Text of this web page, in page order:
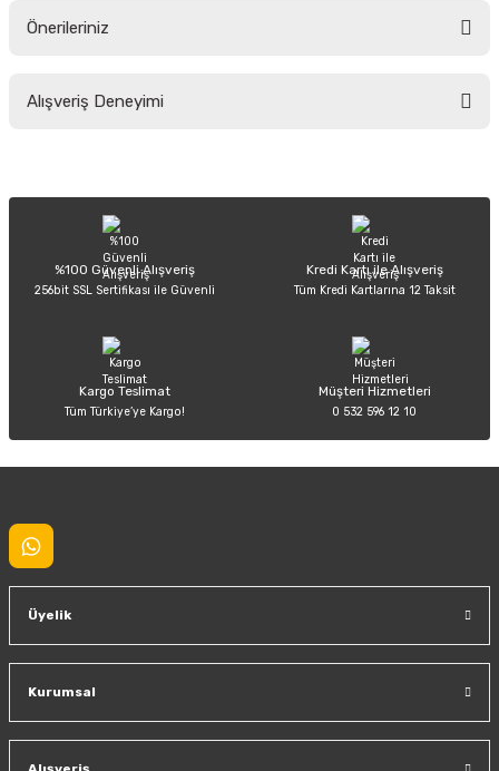
Önerileriniz
yetersiz gördüğünüz noktaları öneri formunu kullanarak tarafımıza
Ürün açıklamasında eksik bilgiler bulunuyor.
Ürün bilgilerinde hatalar bulunuyor.
Ürün fiyatı diğer sitelerden daha pahalı.
Alışveriş Deneyimi
Sitemize ilk yorumu siz yapın!
%100 Güvenli Alışveriş
256bit SSL Sertifikası ile Güvenli
Kredi Kartı ile Alışveriş
Tüm Kredi Kartlarına 12 Taksit
Kargo Teslimat
Tüm Türkiye’ye Kargo!
Müşteri Hizmetleri
0 532 596 12 10
Üyelik
Kurumsal